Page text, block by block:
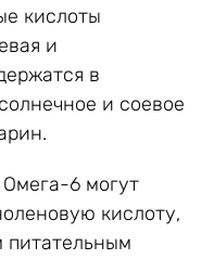
кислоты
и
в
и соевое
6 могут
кислоту,